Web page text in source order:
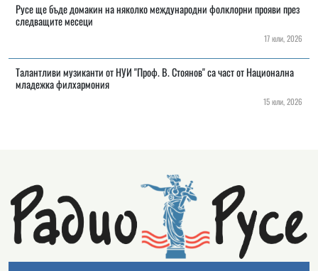
Русе ще бъде домакин на няколко международни фолклорни прояви през
следващите месеци
17 юли, 2026
Талантливи музиканти от НУИ "Проф. В. Стоянов" са част от Национална
младежка филхармония
15 юли, 2026